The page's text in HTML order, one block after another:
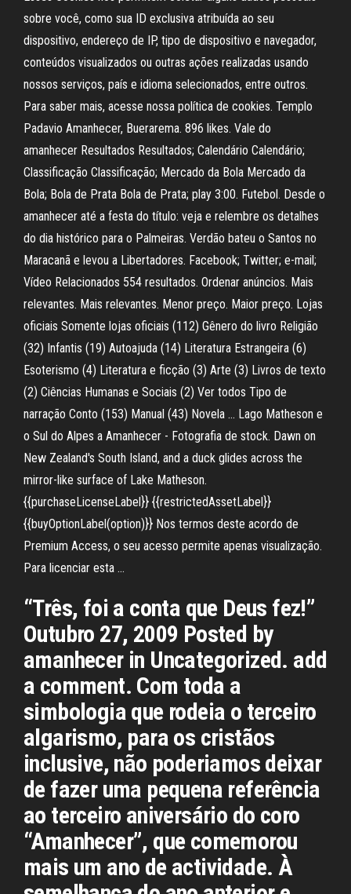
sobre você, como sua ID exclusiva atribuída ao seu
dispositivo, endereço de IP, tipo de dispositivo e navegador,
conteúdos visualizados ou outras ações realizadas usando
nossos serviços, país e idioma selecionados, entre outros.
Para saber mais, acesse nossa política de cookies. Templo
Padavio Amanhecer, Buerarema. 896 likes. Vale do
amanhecer Resultados Resultados; Calendário Calendário;
Classificação Classificação; Mercado da Bola Mercado da
Bola; Bola de Prata Bola de Prata; play 3:00. Futebol. Desde o
amanhecer até a festa do título: veja e relembre os detalhes
do dia histórico para o Palmeiras. Verdão bateu o Santos no
Maracanã e levou a Libertadores. Facebook; Twitter; e-mail;
Vídeo Relacionados 554 resultados. Ordenar anúncios. Mais
relevantes. Mais relevantes. Menor preço. Maior preço. Lojas
oficiais Somente lojas oficiais (112) Gênero do livro Religião
(32) Infantis (19) Autoajuda (14) Literatura Estrangeira (6)
Esoterismo (4) Literatura e ficção (3) Arte (3) Livros de texto
(2) Ciências Humanas e Sociais (2) Ver todos Tipo de
narração Conto (153) Manual (43) Novela … Lago Matheson e
o Sul do Alpes a Amanhecer - Fotografia de stock. Dawn on
New Zealand's South Island, and a duck glides across the
mirror-like surface of Lake Matheson.
{{purchaseLicenseLabel}} {{restrictedAssetLabel}}
{{buyOptionLabel(option)}} Nos termos deste acordo de
Premium Access, o seu acesso permite apenas visualização.
Para licenciar esta …
“Três, foi a conta que Deus fez!”
Outubro 27, 2009 Posted by
amanhecer in Uncategorized. add
a comment. Com toda a
simbologia que rodeia o terceiro
algarismo, para os cristãos
inclusive, não poderiamos deixar
de fazer uma pequena referência
ao terceiro aniversário do coro
“Amanhecer”, que comemorou
mais um ano de actividade. À